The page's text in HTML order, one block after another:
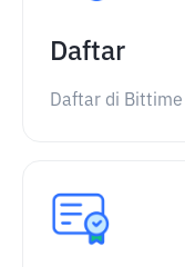
Daftar
Daftar di